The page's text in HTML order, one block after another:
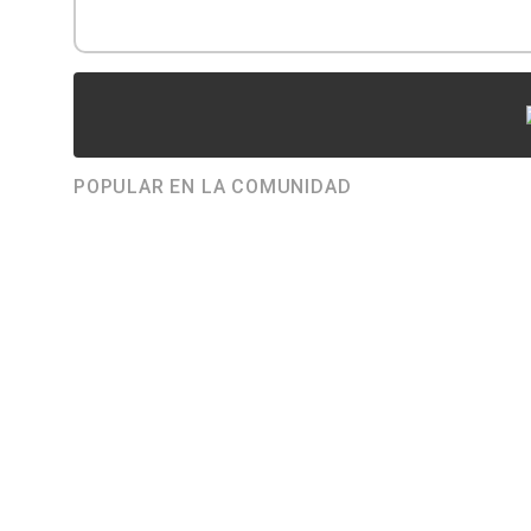
POPULAR EN LA COMUNIDAD